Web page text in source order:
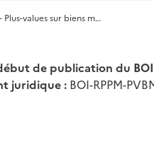
Plus-values sur biens m…
de publication du
juridique : BOI-RPPM-